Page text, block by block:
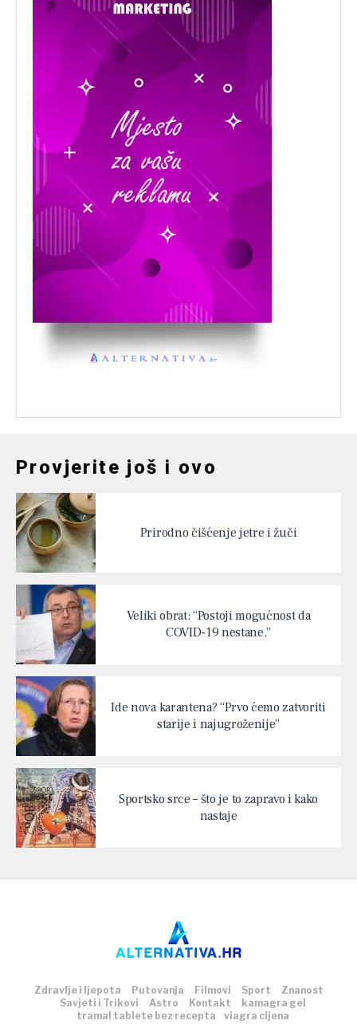
Provjerite još i ovo
Prirodno čišćenje jetre i žuči
Veliki obrat: “Postoji mogućnost da
COVID-19 nestane.”
Ide nova karantena? “Prvo ćemo zatvoriti
starije i najugroženije”
Sportsko srce – što je to zapravo i kako
nastaje
Zdravlje i ljepota Putovanja Filmovi Sport
Znanost
Savjeti i Trikovi
Astro Kontakt
kamagra gel
tramal tablete bez recepta
viagra cijena